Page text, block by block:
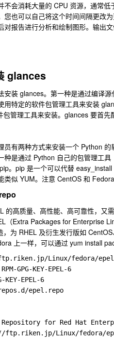
不会消耗大量的 CPU 资源，通常
您也可以自己将这个时间间隔更改
对报告进行分析和绘制图形。输出
glances
安装 glances。第一种是通过编译
用特定的软件包管理工具来安装
管理工具来安装。glances 要首先
员有两种方式来安装一个 Python
种是通过 Python 自己的包管理工
。pip 是一个可以代替
类似 YUM。注意 CentOS 和
的高质量、高性能、高可靠性，又
（Extra Packages for Enterprise
，为 RHEL 及衍生发行版如
上一样，可以通过 yum install
Linux/fedora/epel/
GPG-KEY-EPEL-6
KEY-EPEL-6
epel.repo
Repository for Red Hat
ftp.riken.jp/Linux/fedora/